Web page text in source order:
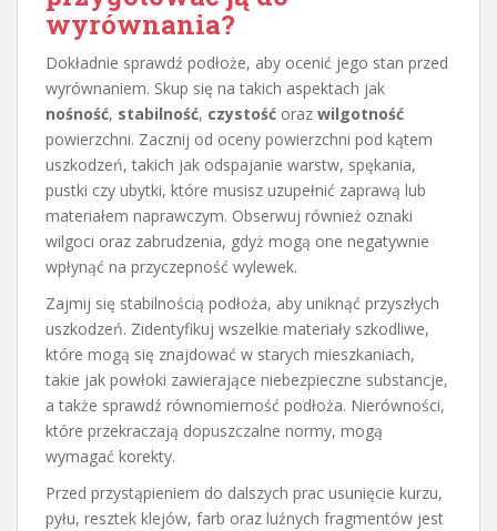
wyrównania?
Dokładnie sprawdź podłoże, aby ocenić jego stan przed
wyrównaniem. Skup się na takich aspektach jak
nośność, stabilność, czystość oraz wilgotność
powierzchni. Zacznij od oceny powierzchni pod kątem
uszkodzeń, takich jak odspajanie warstw, spękania,
pustki czy ubytki, które musisz uzupełnić zaprawą lub
materiałem naprawczym. Obserwuj również oznaki
wilgoci oraz zabrudzenia, gdyż mogą one negatywnie
wpłynąć na przyczepność wylewek.
Zajmij się stabilnością podłoża, aby uniknąć przyszłych
uszkodzeń. Zidentyfikuj wszelkie materiały szkodliwe,
które mogą się znajdować w starych mieszkaniach,
takie jak powłoki zawierające niebezpieczne substancje,
a także sprawdź równomierność podłoża. Nierówności,
które przekraczają dopuszczalne normy, mogą
wymagać korekty.
Przed przystąpieniem do dalszych prac usunięcie kurzu,
pyłu, resztek klejów, farb oraz luźnych fragmentów jest